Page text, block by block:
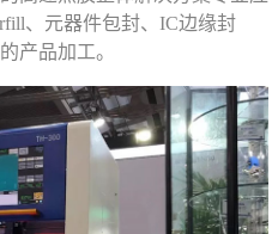
、元器件包封、IC边缘封
产品加工。